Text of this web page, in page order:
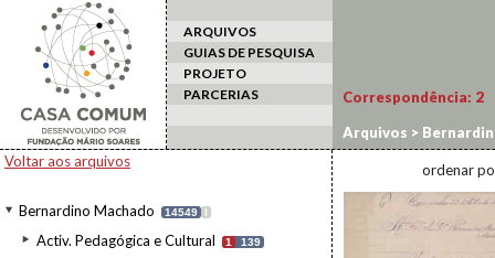
ARQUIVOS
GUIAS DE PESQUISA
PROJETO
PARCERIAS
Voltar aos arquivos
Bernardino Machado 14549 I
Activ. Pedagógica e Cultural 1 139
Correspondência: 2
Arquivos >
ordenar